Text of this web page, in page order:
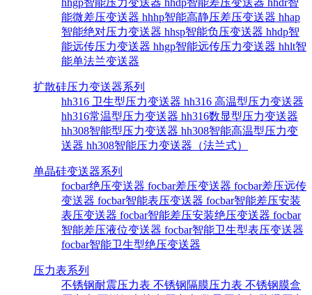
hhgp智能压力变送器 hhdp智能差压变送器 hhdr智
能微差压变送器 hhhp智能高静压差压变送器 hhap
智能绝对压力变送器 hhsp智能负压变送器 hhdp智
能远传压力变送器 hhgp智能远传压力变送器 hhlt智
能单法兰变送器
扩散硅压力变送器系列
hh316 卫生型压力变送器 hh316 高温型压力变送器
hh316常温型压力变送器 hh316数显型压力变送器
hh308智能型压力变送器 hh308智能高温型压力变
送器 hh308智能压力变送器（法兰式）
单晶硅变送器系列
focbar绝压变送器 focbar差压变送器 focbar差压远传
变送器 focbar智能表压变送器 focbar智能差压安装
表压变送器 focbar智能差压安装绝压变送器 focbar
智能差压液位变送器 focbar智能卫生型表压变送器
focbar智能卫生型绝压变送器
压力表系列
不锈钢耐震压力表 不锈钢隔膜压力表 不锈钢膜盒